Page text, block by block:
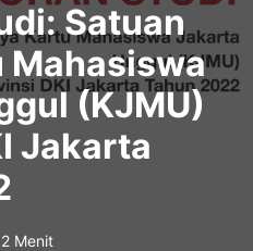
Satuan
Mahasiswa
(KJMU)
Jakarta
2 Menit